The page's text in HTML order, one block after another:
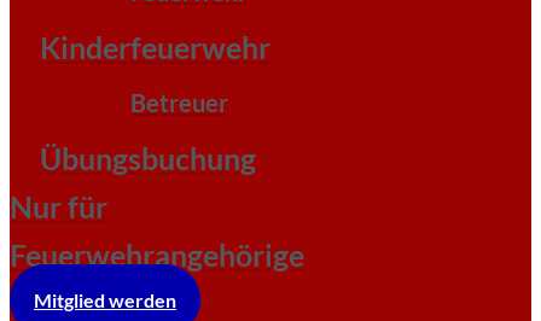
Kinderfeuerwehr
Betreuer
Übungsbuchung
Nur für
Feuerwehrangehörige
Mitglied werden